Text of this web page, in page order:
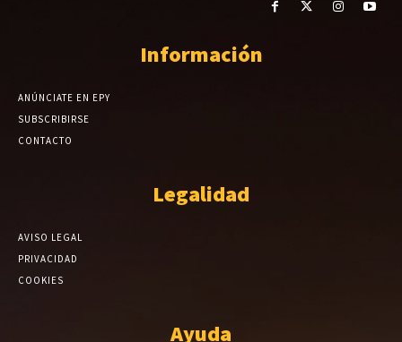
Información
ANÚNCIATE EN EPY
SUBSCRIBIRSE
CONTACTO
Legalidad
AVISO LEGAL
PRIVACIDAD
COOKIES
Ayuda